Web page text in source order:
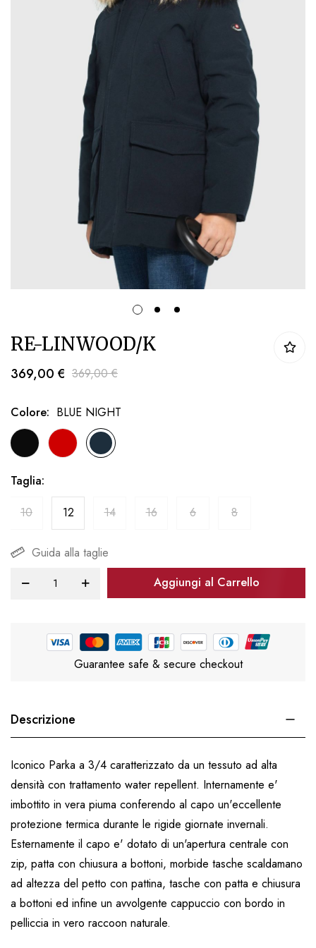
all'inizio
della
galleria
di
immagini
RE-LINWOOD/K
369,00 € 369,00 €
Colore BLUE NIGHT
Taglia
10
12 14 16 6 8
Guida alla taglie
Aggiungi al Carrello
Guarantee safe & secure checkout
Descrizione
Iconico Parka a 3/4 caratterizzato da un tessuto ad alta
densità con trattamento water repellent. Internamente e'
imbottito in vera piuma conferendo al capo un'eccellente
protezione termica durante le rigide giornate invernali.
Esternamente il capo e' dotato di un'apertura centrale con
zip, patta con chiusura a bottoni, morbide tasche scaldamano
ad altezza del petto con pattina, tasche con patta e chiusura
a bottoni ed infine un avvolgente cappuccio con bordo in
pelliccia in vero raccoon naturale.